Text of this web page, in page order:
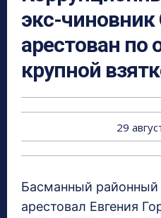
экс-чиновник
арестован по
крупной
29
Басманный
арестовал Евгения